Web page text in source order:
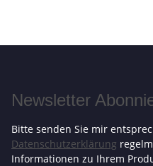
Newsletter
Bitte senden Sie mir
Datenschutzerklärung
Informationen zu Ihrem